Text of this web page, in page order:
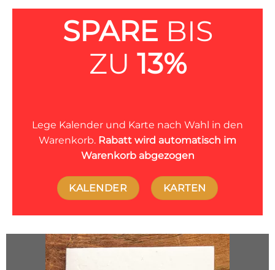
SPARE BIS
ZU 13%
Lege Kalender und Karte nach Wahl in den
Warenkorb. Rabatt wird automatisch im
Warenkorb abgezogen
KALENDER KARTEN